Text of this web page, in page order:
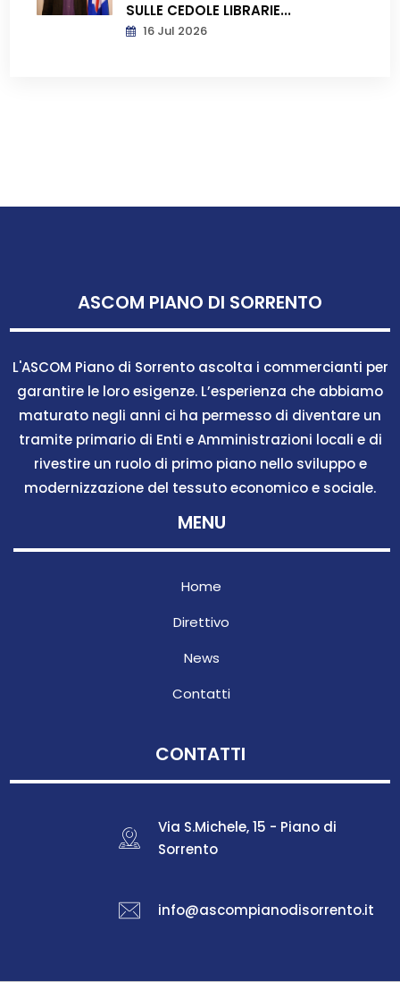
SULLE CEDOLE LIBRARIE...
16 Jul 2026
ASCOM PIANO DI SORRENTO
L'ASCOM Piano di Sorrento ascolta i commercianti per
garantire le loro esigenze. L’esperienza che abbiamo
maturato negli anni ci ha permesso di diventare un
tramite primario di Enti e Amministrazioni locali e di
rivestire un ruolo di primo piano nello sviluppo e
modernizzazione del tessuto economico e sociale.
MENU
Home
Direttivo
News
Contatti
CONTATTI
Via S.Michele, 15 - Piano di
Sorrento
info@ascompianodisorrento.it